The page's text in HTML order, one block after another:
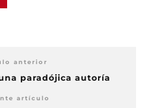
anterior
una paradójica autoría
artículo